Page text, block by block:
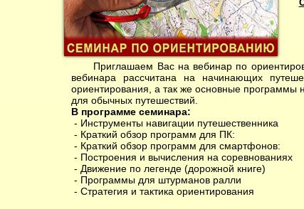
Приглашаем Вас на вебинар по
вебинара рассчитана на начинающих
ориентирования, а так же основные программы
для обычных путешествий.
В программе семинара:
- Инструменты навигации путешественника
- Краткий обзор программ для ПК:
- Краткий обзор программ для смартфонов:
- Построения и вычисления на соревнованиях
- Движение по легенде (дорожной книге)
- Программы для штурманов ралли
- Стратегия и тактика ориентирования